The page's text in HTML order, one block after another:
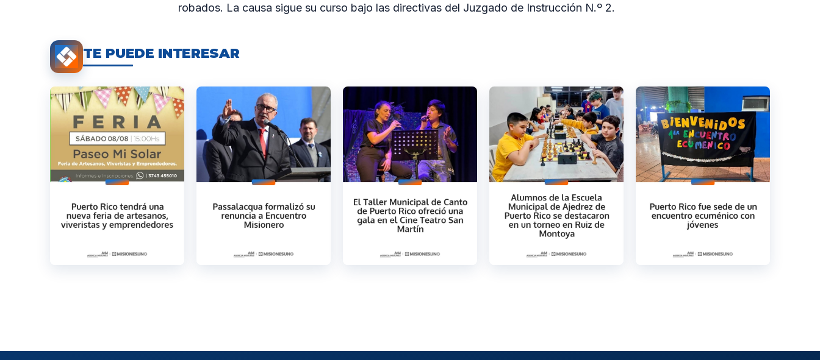
robados. La causa sigue su curso bajo las directivas del Juzgado de Instrucción N.º 2.
TE PUEDE INTERESAR